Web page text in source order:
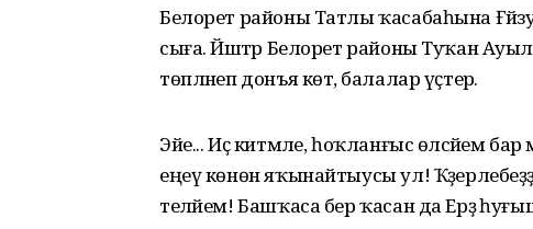
Белорет районы Татлы ҡасабаһына
сыға. Йәштәр Белорет районы Туҡан
төпләнеп донъя көтә, балалар үҫтерә.
Эйе... Иҫ китмәле, һоҡланғыс өләсәйем
еңеү көнөн яҡынайтыусы ул!
теләйем! Башҡаса бер ҡасан да Ерҙә